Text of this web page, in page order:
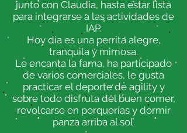
junto con Claudia, hasta estar lista
para integrarse a las actividades de
IAP.
Hoy día es una perrita alegre,
tranquila y mimosa.
Le encanta la fama, ha participado
de varios comerciales, le gusta
practicar el deporte de agility y
sobre todo disfruta del buen comer,
revolcarse en porquerías y dormir
panza arriba al sol.